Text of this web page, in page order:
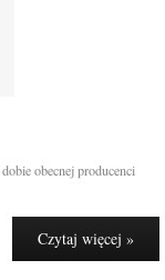
obecnej producenci
Czytaj więcej »